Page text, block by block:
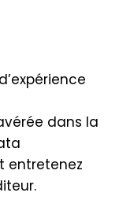
dans la
entretenez